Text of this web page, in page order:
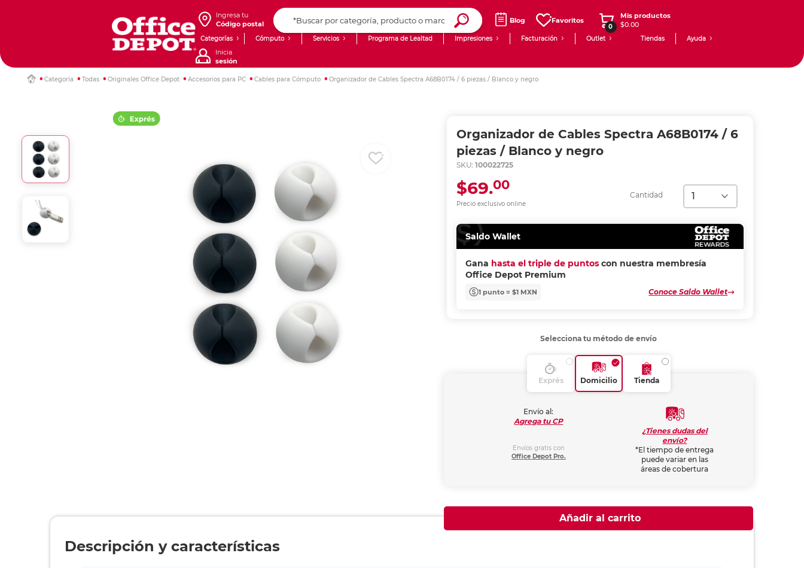
Ingresa tu
Código postal
Blog Favoritos
0
Mis productos
$0.00
Categorías Cómputo Servicios Programa de Lealtad Impresiones Facturación Outlet Tiendas Ayuda
Inicia
sesión
Categoría Todas Originales Office Depot Accesorios para PC Cables para Cómputo Organizador de Cables Spectra A68B0174 / 6 piezas / Blanco y negro
Organizador de Cables Spectra A68B0174 / 6
piezas / Blanco y negro
SKU: 100022725
Cantidad
Precio exclusivo online
$69.00
Saldo Wallet
Gana hasta el triple de puntos con nuestra membresía
Office Depot Premium
1 punto = $1 MXN Conoce Saldo Wallet
Selecciona tu método de envío
Exprés Domicilio Tienda
Envío al:
Agrega tu CP
Envíos gratis con
Office Depot Pro.
¿Tienes dudas del
envío?
*El tiempo de entrega
puede variar en las
áreas de cobertura
Añadir al carrito
Descripción y características